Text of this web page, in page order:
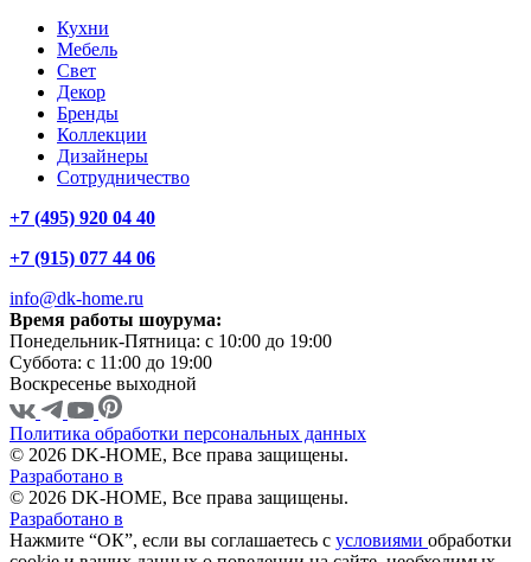
Кухни
Мебель
Свет
Декор
Бренды
Коллекции
Дизайнеры
Сотрудничество
+7 (495) 920 04 40
+7 (915) 077 44 06
info@dk-home.ru
Время работы шоурума:
Понедельник-Пятница: c 10:00 до 19:00
Суббота: c 11:00 до 19:00
Воскресенье выходной
Политика обработки персональных данных
© 2026 DK-HOME, Все права защищены.
Разработано в
© 2026 DK-HOME, Все права защищены.
Разработано в
Нажмите “ОК”, если вы соглашаетесь с условиями обработки